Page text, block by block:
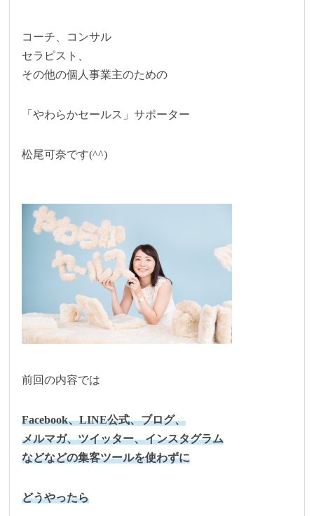
コーチ、コンサル
セラピスト、
その他の個人事業主のための
「やわらかセールス」サポーター
松尾可奈です(^^)
前回の内容では
Facebook、LINE公式、ブログ、
メルマガ、ツイッター、インスタグラム
などなどの集客ツールを使わずに
どうやったら